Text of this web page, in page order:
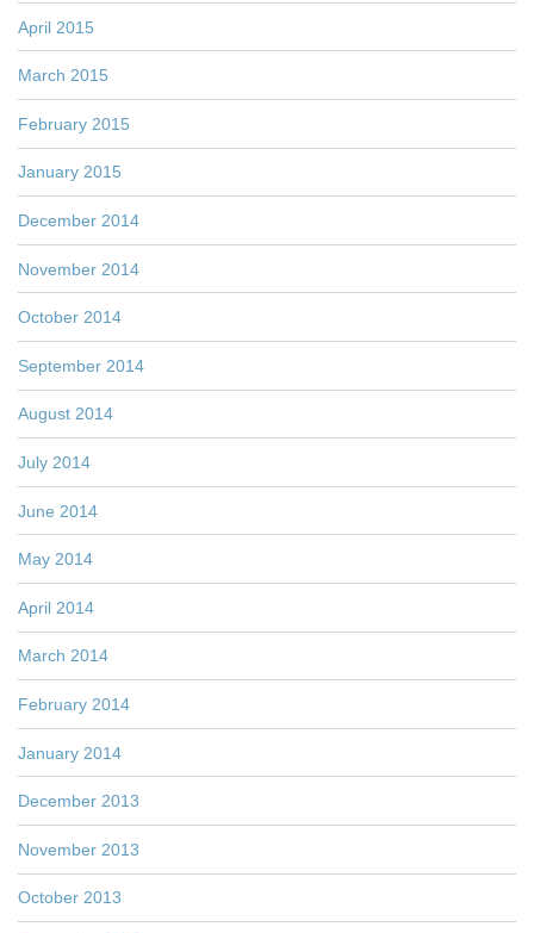
April 2015
March 2015
February 2015
January 2015
December 2014
November 2014
October 2014
September 2014
August 2014
July 2014
June 2014
May 2014
April 2014
March 2014
February 2014
January 2014
December 2013
November 2013
October 2013